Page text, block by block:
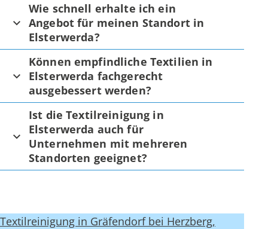
Wie schnell erhalte ich ein
Angebot für meinen Standort in
Elsterwerda?
Können empfindliche Textilien in
Elsterwerda fachgerecht
ausgebessert werden?
Ist die Textilreinigung in
Elsterwerda auch für
Unternehmen mit mehreren
Standorten geeignet?
Textilreinigung in Gräfendorf bei Herzberg,